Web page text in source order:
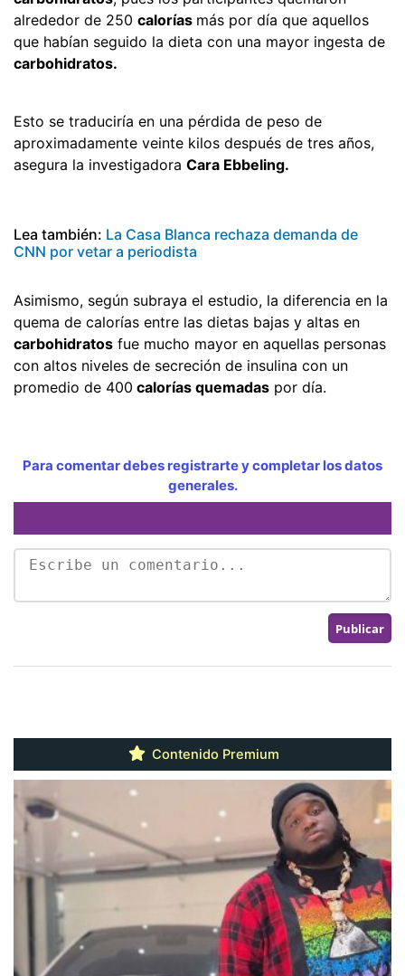
alrededor de 250 calorías más por día que aquellos
que habían seguido la dieta con una mayor ingesta de
carbohidratos.
Esto se traduciría en una pérdida de peso de
aproximadamente veinte kilos después de tres años,
asegura la investigadora Cara Ebbeling.
Lea también: La Casa Blanca rechaza demanda de
CNN por vetar a periodista
Asimismo, según subraya el estudio, la diferencia en la
quema de calorías entre las dietas bajas y altas en
carbohidratos fue mucho mayor en aquellas personas
con altos niveles de secreción de insulina con un
promedio de 400 calorías quemadas por día.
Para comentar debes registrarte y completar los datos
generales.
Contenido Premium